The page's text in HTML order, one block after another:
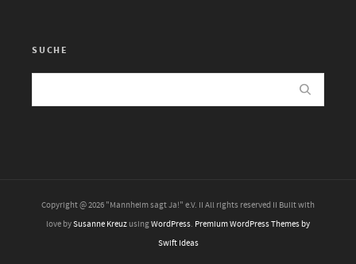
SUCHE
Copyright @ 2026 "Mannheim sagt Ja!" e.V. II All rights reserved II Built with
love bySusanne Kreuz usingWordPress. Premium WordPress Themes by
Swift Ideas